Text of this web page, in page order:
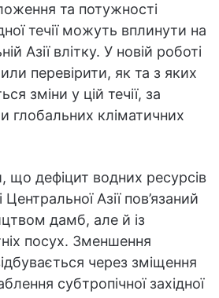
та потужності
течії можуть вплинути на
Азії влітку. У новій роботі
перевірити, як та з яких
зміни у цій течії, за
глобальних кліматичних
що дефіцит водних ресурсів
Центральної Азії пов’язаний
дамб, але й із
посух. Зменшення
через зміщення
субтропічної західної